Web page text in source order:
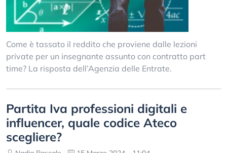
Come è tassato il reddito che proviene dalle lezioni
private per un insegnante assunto con contratto part
time? La risposta dell’Agenzia delle Entrate.
Partita Iva professioni digitali e
influencer, quale codice Ateco
scegliere?